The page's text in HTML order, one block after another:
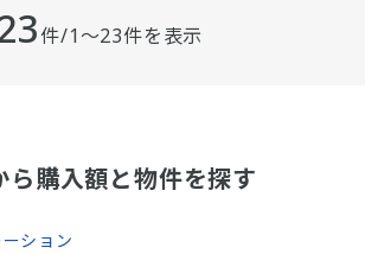
件/1～23件を表示
ら購入額と物件を探す
ション